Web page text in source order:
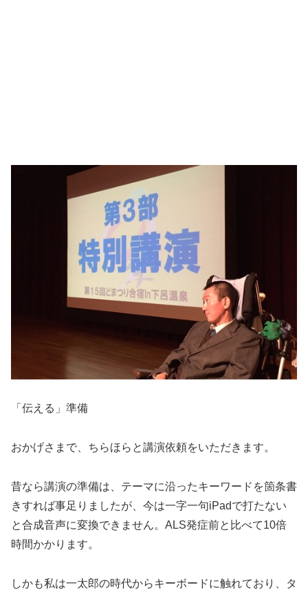
「伝える」準備
おかげさまで、ちらほらと講演依頼をいただきます。
昔なら講演の準備は、テーマに沿ったキーワードを箇条書
きすれば事足りましたが、今は一字一句iPadで打たない
と合成音声に変換できません。ALS発症前と比べて10倍
時間かかります。
しかも私は一太郎の時代からキーボードに触れており、タ